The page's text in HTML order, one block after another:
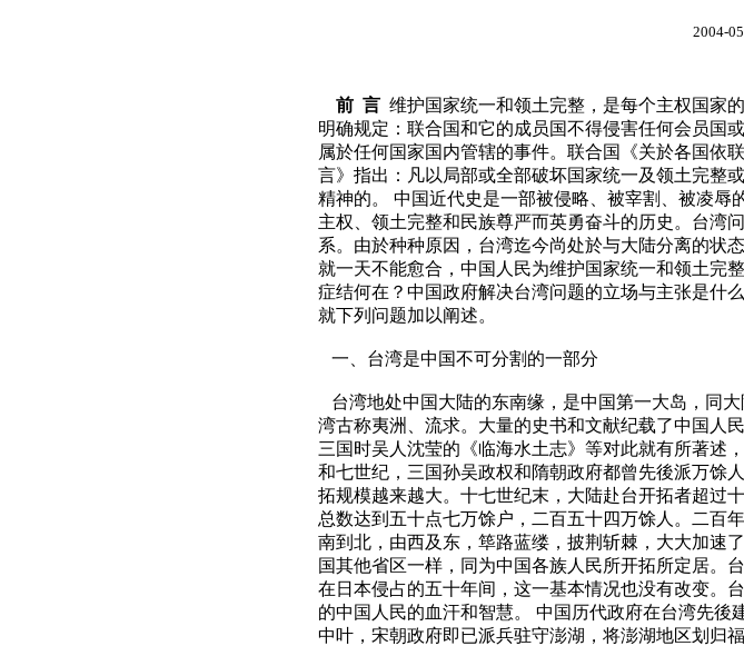
2004-
前 言维护国家统一和领土完整，是每个主权国家
明确规定：联合国和它的成员国不得侵害任何会员国
属於任何国家国内管辖的事件。联合国《关於各国依
言》指出：凡以局部或全部破坏国家统一及领土完整
精神的。 中国近代史是一部被侵略、被宰割、被凌辱
主权、领土完整和民族尊严而英勇奋斗的历史。台湾
系。由於种种原因，台湾迄今尚处於与大陆分离的状
就一天不能愈合，中国人民为维护国家统一和领土完
症结何在？中国政府解决台湾问题的立场与主张是什
就下列问题加以阐述。
一、台湾是中国不可分割的一部分
台湾地处中国大陆的东南缘，是中国第一大岛，同
湾古称夷洲、流求。大量的史书和文献纪载了中国人
三国时吴人沈莹的《临海水土志》等对此就有所著述
和七世纪，三国孙吴政权和隋朝政府都曾先後派万馀
拓规模越来越大。十七世纪末，大陆赴台开拓者超过
总数达到五十点七万馀户，二百五十四万馀人。二百
南到北，由西及东，筚路蓝缕，披荆斩棘，大大加速
国其他省区一样，同为中国各族人民所开拓所定居。
在日本侵占的五十年间，这一基本情况也没有改变。
的中国人民的血汗和智慧。 中国历代政府在台湾先
中叶，宋朝政府即已派兵驻守澎湖，将澎湖地区划归